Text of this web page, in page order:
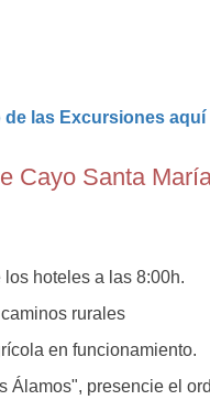
de las Excursiones aquí
Cayo Santa
hoteles a las 8:00h.
rurales
en funcionamiento.
Álamos", presencie el